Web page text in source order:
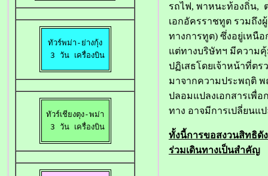
ทัวร์พม่า-ย่างกุ้ง
3 วัน เครื่องบิน
ทัวร์เชียงตุง-พม่า
3 วัน เครื่องบิน
รถไฟ, พาหนะท้องถิ่น,
เอกอัครราชทูต รวมถึง
ทางการทูต) ซึ่งอยู่เหนื
แต่ทางบริษัทฯ มีความ
ปฏิเสธโดยเจ้าหน้าที่ตร
มาจากความประพฤติ
ปลอมแปลงเอกสารเพื่อ
ทาง อาจมีการเปลี่ยนแ
ทั้งนี้การขอสงวนสิทธิดั
ร่วมเดินทางเป็นสำคัญ